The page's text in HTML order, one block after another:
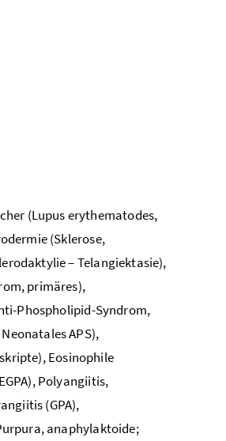
(Lupus erythematodes,
(Sklerose,
– Telangiektasie),
primäres),
Phospholipid-Syndrom,
APS),
Eosinophile
Polyangiitis,
(GPA),
anaphylaktoide;